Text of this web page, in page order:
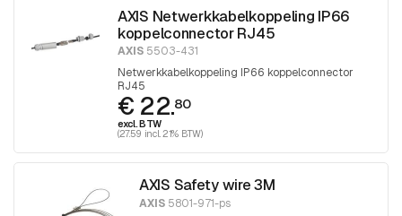
AXIS Netwerkkabelkoppeling IP66
koppelconnector RJ45
AXIS 5503-431
Netwerkkabelkoppeling IP66 koppelconnector
RJ45
€ 22.80
excl. BTW
(27.59 incl. 21% BTW)
AXIS Safety wire 3M
AXIS 5801-971-ps